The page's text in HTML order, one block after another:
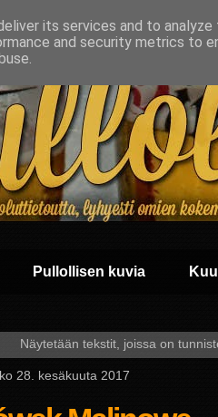
Pullollisen kuvia
Näytetään tekstit, joissa on
28. kesäkuuta 2017
its services and to analyze
and security metrics to